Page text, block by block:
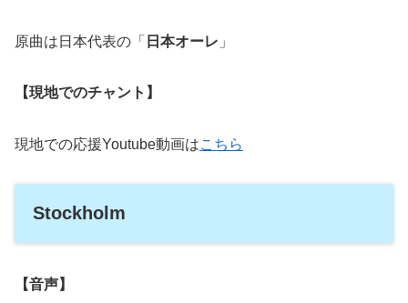
原曲は日本代表の「 日本オーレ 」
【現地でのチャント】
現地での応援Youtube動画はこちら
Stockholm
【音声】